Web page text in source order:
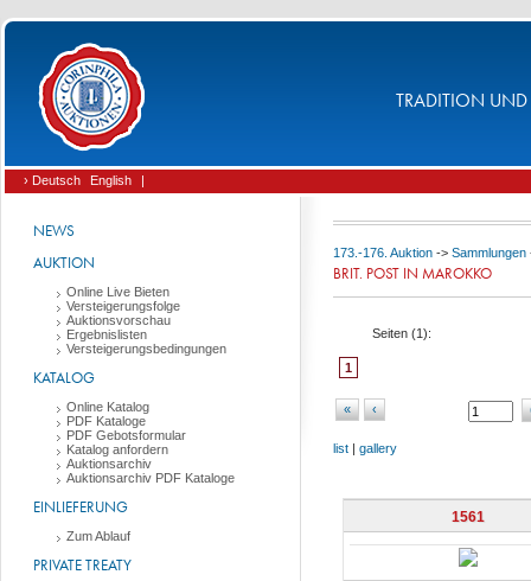
TRADITION UND
› Deutsch English |
NEWS
AUKTION
Online Live Bieten
Versteigerungsfolge
Auktionsvorschau
Ergebnislisten
Versteigerungsbedingungen
KATALOG
Online Katalog
PDF Kataloge
PDF Gebotsformular
Katalog anfordern
Auktionsarchiv
Auktionsarchiv PDF Kataloge
EINLIEFERUNG
Zum Ablauf
PRIVATE TREATY
173.-176. Auktion -> Sammlungen
BRIT. POST IN MAROKKO
Seiten (1):
1
« ‹
list | gallery
1561